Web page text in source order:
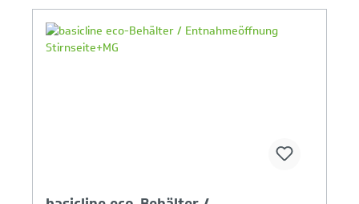
Ihr Produktvergleich ist voll